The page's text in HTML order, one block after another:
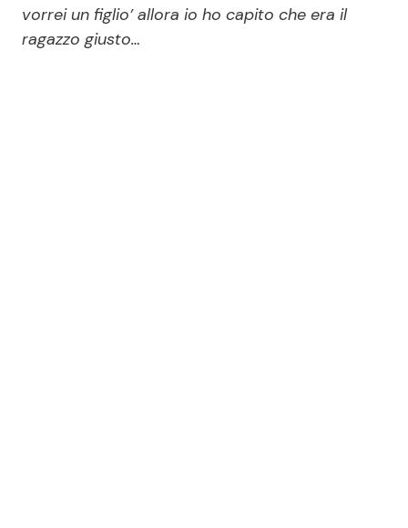
vorrei un figlio’ allora io ho capito che era il
ragazzo giusto…